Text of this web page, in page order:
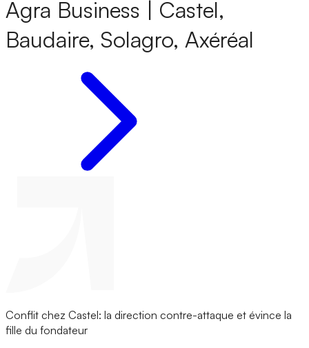
Agra Business | Castel,
Baudaire, Solagro, Axéréal
Conflit chez Castel: la direction contre-attaque et évince la
fille du fondateur